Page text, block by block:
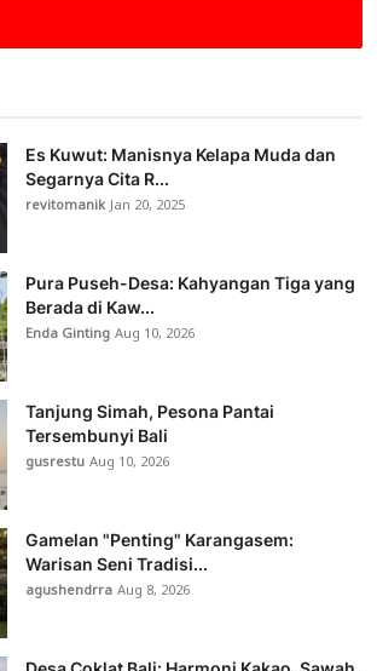
Es Kuwut: Manisnya Kelapa Muda dan
Segarnya Cita R...
revitomanikJan 20, 2025
Pura Puseh-Desa: Kahyangan Tiga yang
Berada di Kaw...
Enda GintingAug 10, 2026
Tanjung Simah, Pesona Pantai
Tersembunyi Bali
gusrestuAug 10, 2026
Gamelan "Penting" Karangasem:
Warisan Seni Tradisi...
agushendrraAug 8, 2026